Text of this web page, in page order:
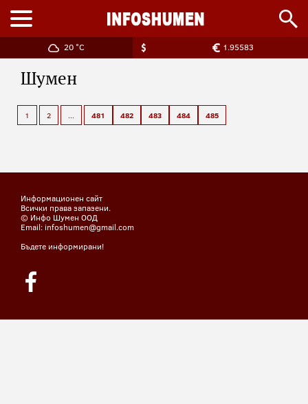
20 °C 1.95583
Шумен
1 2 ... 481 482 483 484 485
Информационен сайт
Всички права запазени.
© Инфо Шумен ООД
Email: infoshumen@gmail.com
Бъдете информирани!